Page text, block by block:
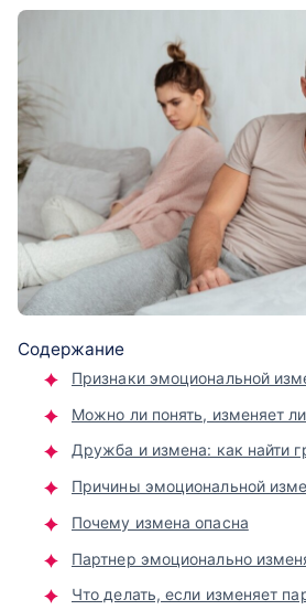
Содержание
Признаки эмоциональной
Можно ли понять, изменяет
Дружба и измена: как найти
Причины эмоциональной
Почему измена опасна
Партнер эмоционально
Что делать, если изменяет